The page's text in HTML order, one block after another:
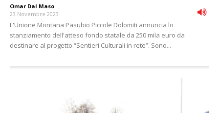
Omar Dal Maso -
23 Novembre 2023
L'Unione Montana Pasubio Piccole Dolomiti annuncia lo
stanziamento dell'atteso fondo statale da 250 mila euro da
destinare al progetto “Sentieri Culturali in rete”. Sono...